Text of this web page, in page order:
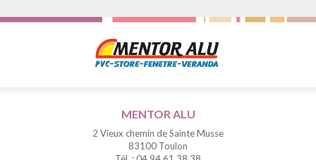
MENTOR ALU
2 Vieux chemin de Sainte Musse
83100 Toulon